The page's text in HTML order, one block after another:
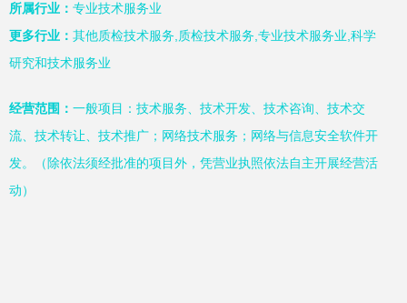
所属行业： 专业技术服务业
更多行业： 其他质检技术服务,质检技术服务,专业技术服务业,科学
研究和技术服务业
经营范围： 一般项目：技术服务、技术开发、技术咨询、技术交
流、技术转让、技术推广；网络技术服务；网络与信息安全软件开
发。（除依法须经批准的项目外，凭营业执照依法自主开展经营活
动）